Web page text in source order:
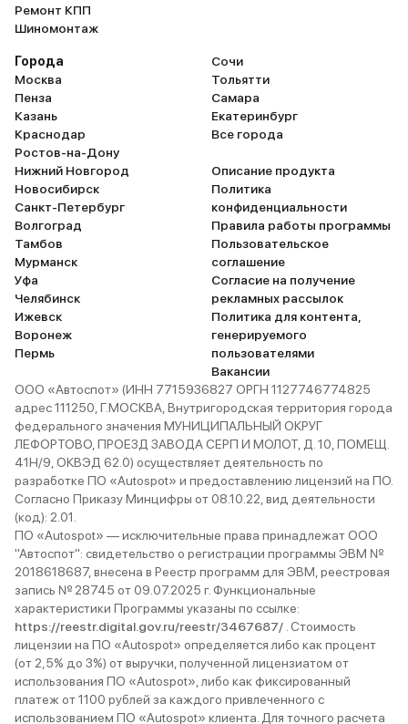
Ремонт КПП
Шиномонтаж
Города
Москва
Пенза
Казань
Краснодар
Ростов-на-Дону
Нижний Новгород
Новосибирск
Санкт-Петербург
Волгоград
Тамбов
Мурманск
Уфа
Челябинск
Ижевск
Воронеж
Пермь
Сочи
Тольятти
Самара
Екатеринбург
Все города
Описание продукта
Политика
конфиденциальности
Правила работы программы
Пользовательское
соглашение
Согласие на получение
рекламных рассылок
Политика для контента,
генерируемого
пользователями
Вакансии
ООО «Автоспот» (ИНН 7715936827 ОРГН 1127746774825
адрес 111250, Г.МОСКВА, Внутригородская территория города
федерального значения МУНИЦИПАЛЬНЫЙ ОКРУГ
ЛЕФОРТОВО, ПРОЕЗД ЗАВОДА СЕРП И МОЛОТ, Д. 10, ПОМЕЩ.
41Н/9, ОКВЭД 62.0) осуществляет деятельность по
разработке ПО «Autospot» и предоставлению лицензий на ПО.
Согласно Приказу Минцифры от 08.10.22, вид деятельности
(код): 2.01.
ПО «Autospot» — исключительные права принадлежат ООО
"Автоспот": свидетельство о регистрации программы ЭВМ №
2018618687, внесена в Реестр программ для ЭВМ, реестровая
запись № 28745 от 09.07.2025 г. Функциональные
характеристики Программы указаны по ссылке:
https://reestr.digital.gov.ru/reestr/3467687/ . Стоимость
лицензии на ПО «Autospot» определяется либо как процент
(от 2,5% до 3%) от выручки, полученной лицензиатом от
использования ПО «Autospot», либо как фиксированный
платеж от 1100 рублей за каждого привлеченного с
использованием ПО «Autospot» клиента. Для точного расчета